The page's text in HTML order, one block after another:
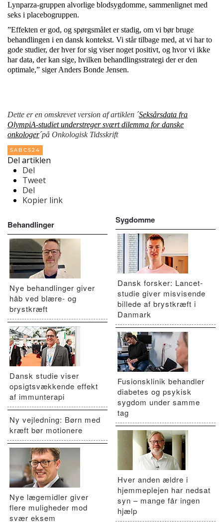
Lynparza-gruppen alvorlige blodsygdomme, sammenlignet med
seks i placebogruppen.
”Effekten er god, og spørgsmålet er stadig, om vi bør bruge
behandlingen i en dansk kontekst. Vi står tilbage med, at vi har to
gode studier, der hver for sig viser noget positivt, og hvor vi ikke
har data, der kan sige, hvilken behandlingsstrategi der er den
optimale,” siger Anders Bonde Jensen.
Dette er en omskrevet version af artiklen ´Seksårsdata fra
OlympiA-studiet understreger svært dilemma for danske
onkologer´på Onkologisk Tidsskrift
SABCS24
Del artiklen
Del
Tweet
Del
Kopier link
Behandlinger
Nye behandlinger giver
håb ved blære- og
brystkræft
Dansk studie viser
opsigtsvækkende effekt
af immunterapi
Ny vejledning: Børn med
kræft bør motionere
Nye lægemidler giver
flere muligheder mod
svær eksem
Sygdomme
Dansk forsker: Lancet-
studie giver misvisende
billede af brystkræft i
Danmark
Fusionsklinik behandler
diabetes og psykisk
sygdom under samme
tag
Hver anden ældre i
hjemmeplejen har nedsat
syn – mange får ingen
hjælp